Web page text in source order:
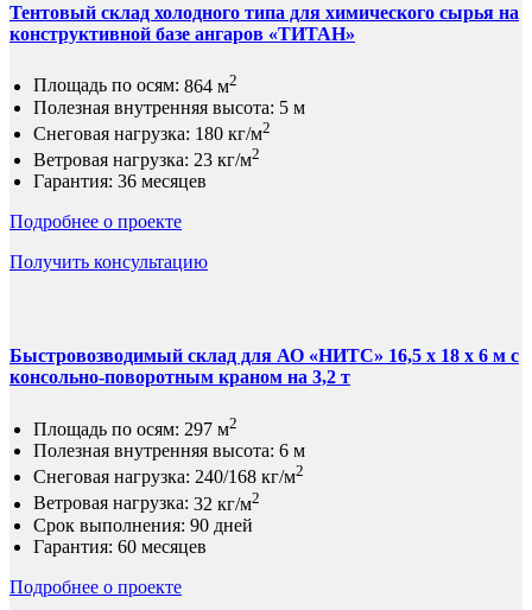
Тентовый склад холодного типа для химического сырья на
конструктивной базе ангаров «ТИТАН»
Площадь по осям: 864 м2
Полезная внутренняя высота: 5 м
Снеговая нагрузка: 180 кг/м2
Ветровая нагрузка: 23 кг/м2
Гарантия: 36 месяцев
Подробнее о проекте
Получить консультацию
Быстровозводимый склад для АО «НИТС» 16,5 х 18 х 6 м с
консольно-поворотным краном на 3,2 т
Площадь по осям: 297 м2
Полезная внутренняя высота: 6 м
Снеговая нагрузка: 240/168 кг/м2
Ветровая нагрузка: 32 кг/м2
Срок выполнения: 90 дней
Гарантия: 60 месяцев
Подробнее о проекте